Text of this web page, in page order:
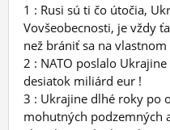
1 : Rusi sú ti čo útočia,
Vovšeobecnosti, je vždy
než brániť sa na
2 : NATO poslalo
desiatok miliárd eur !
3 : Ukrajine dlhé roky po
mohutných podzemných